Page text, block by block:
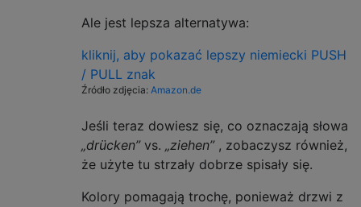
Ale jest lepsza alternatywa:
kliknij, aby pokazać lepszy niemiecki PUSH
/ PULL znak
Źródło zdjęcia: Amazon.de
Jeśli teraz dowiesz się, co oznaczają słowa
„drücken”vs. „ziehen”, zobaczysz również,
że użyte tu strzały dobrze spisały się.
Kolory pomagają trochę, ponieważ drzwi z